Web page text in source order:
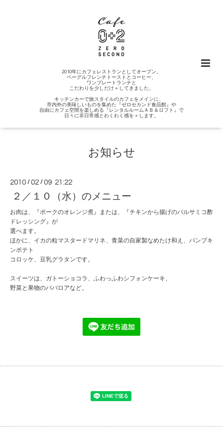
2010年にカフェレストランとしてオープン。
ベーグルフレンチトーストとコーヒー、
ワンプレートランチと
こだわりを少しだけ＋してきました。
キッチンカーで旅スタイルのカフェをメインに、
市内外の美味しいものを集めた『ゼロセカンド食品館』や
自由にカフェ空間を楽しめる『レンタルルームＡＢ＆ロフト』で
日々に非日常感とわくわく感を＋します。
お知らせ
2010 /02 /09 21:22
２／１０（水）のメニュー
お肉は、『ポークのオレンジ煮』または、『チキンから揚げのバルサミコ酢
ドレッシング』が
選べます。
ほかに、イカの粒マスタードマリネ、青菜の自家製なめたけ和え、パンプキ
ンポテト
コロッケ、豆乳グラタンです。
スイーツは、ガトーショコラ、ふわっふわシフォンケーキ、
野菜と果物のババロアなど。